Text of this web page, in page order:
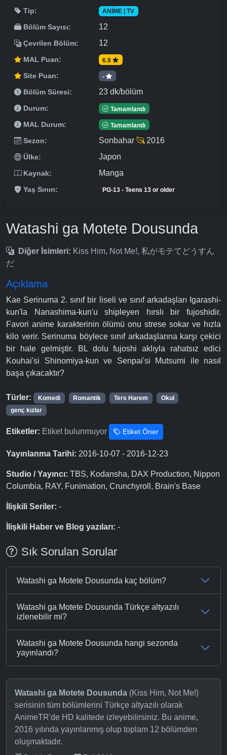
Tip: ANIME | TV
Bölüm Sayısı: 12
Çevrilen Bölüm: 12
MAL Puan: 6.9
Site Puan: -
Bölüm Süresi: 23 dk/bölüm
Durum: Tamamlandı
MAL Durum: Tamamlandı
Sezon: Sonbahar 2016
Ülke: Japon
Kaynak: Manga
Yaş Sınırı: PG-13 - Teens 13 or older
Watashi ga Motete Dousunda
Diğer İsimleri: Kiss Him, Not Me!, 私がモテてどうすん
だ
Açıklama
Kae Serinuma 2. sınıf bir liseli ve sınıf arkadaşları Igarashi-
kun'la Nanashima-kun'u shipleyen hırslı bir fujoshidir.
Favori anime karakterinin ölümü onu strese sokar ve hızla
kilo verir. Serinuma böylece sınıf arkadaşlarına karşı çekici
bir hale gelmiştir. BL dolu fujoshi aklıyla rahatsız edici
Kouhai'si Shinomiya-kun ve Senpai'si Mutsumi ile nasıl
başa çıkacaktır?
Türler: Komedi Romantik Ters Harem
Okul
genç kızlar
Etiketler: Etiket bulunmuyor Etiket Öner
Yayınlanma Tarihi: 2016-10-07 - 2016-12-23
Studio / Yayıncı: TBS, Kodansha, DAX Production, Nippon
Columbia, RAY, Funimation, Crunchyroll, Brain's Base
İlişkili Seriler: -
İlişkili Haber ve Blog yazıları: -
Sık Sorulan Sorular
Watashi ga Motete Dousunda kaç bölüm?
Watashi ga Motete Dousunda Türkçe altyazılı
izlenebilir mi?
Watashi ga Motete Dousunda hangi sezonda
yayınlandı?
Watashi ga Motete Dousunda (Kiss Him, Not Me!)
serisinin tüm bölümlerini Türkçe altyazılı olarak
AnimeTR'de HD kalitede izleyebilirsiniz. Bu anime,
2016 yılında yayınlanmış olup toplam 12 bölümden
oluşmaktadır.